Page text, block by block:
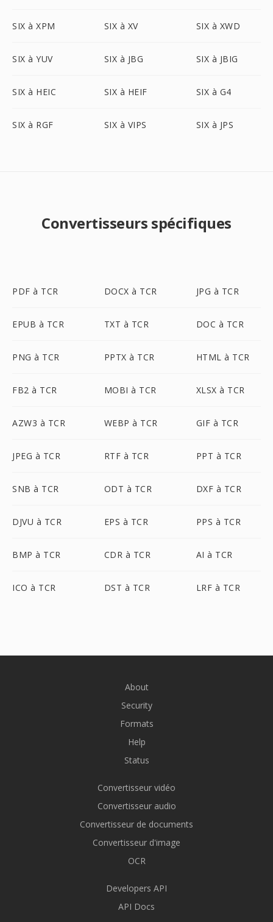
SIX à XPM SIX à XV SIX à XWD
SIX à YUV SIX à JBG SIX à JBIG
SIX à HEIC SIX à HEIF SIX à G4
SIX à RGF SIX à VIPS SIX à JPS
Convertisseurs spécifiques
PDF à TCR DOCX à TCR JPG à TCR
EPUB à TCR TXT à TCR DOC à TCR
PNG à TCR PPTX à TCR HTML à TCR
FB2 à TCR MOBI à TCR XLSX à TCR
AZW3 à TCR WEBP à TCR GIF à TCR
JPEG à TCR RTF à TCR PPT à TCR
SNB à TCR ODT à TCR DXF à TCR
DJVU à TCR EPS à TCR PPS à TCR
BMP à TCR CDR à TCR AI à TCR
ICO à TCR DST à TCR LRF à TCR
About
Security
Formats
Help
Status
Convertisseur vidéo
Convertisseur audio
Convertisseur de documents
Convertisseur d'image
OCR
Developers API
API Docs